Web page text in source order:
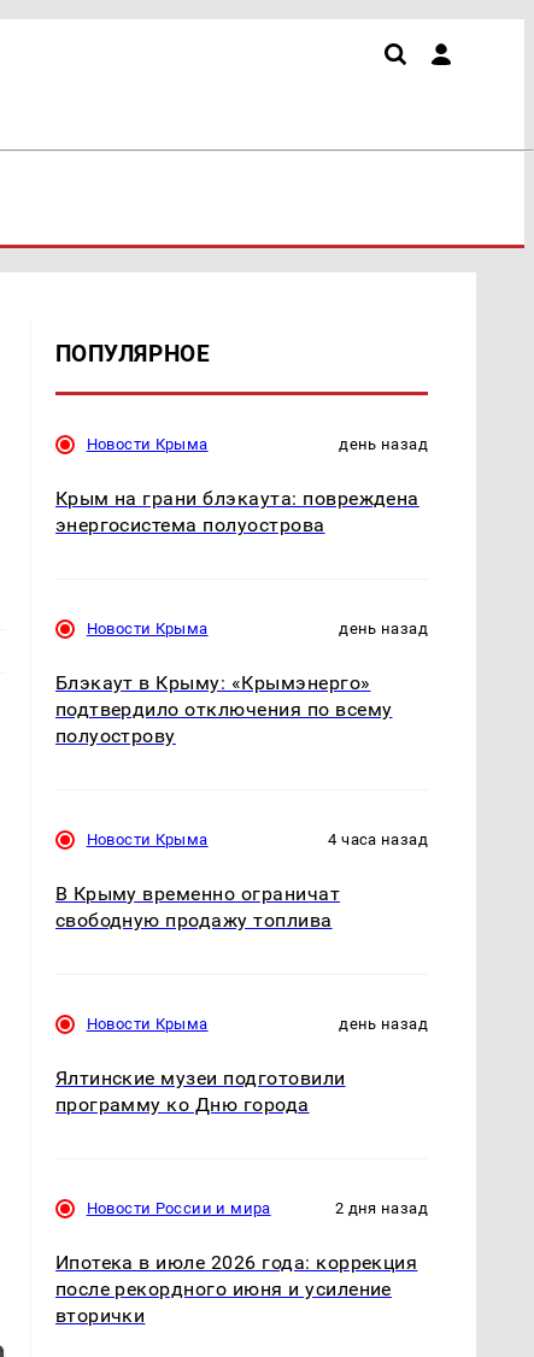
ПОПУЛЯРНОЕ
Новости Крыма день назад
Крым на грани блэкаута: повреждена
энергосистема полуострова
Новости Крыма день назад
Блэкаут в Крыму: «Крымэнерго»
подтвердило отключения по всему
полуострову
Новости Крыма 4 часа назад
В Крыму временно ограничат
свободную продажу топлива
Новости Крыма день назад
Ялтинские музеи подготовили
программу ко Дню города
Новости России и мира 2 дня назад
Ипотека в июле 2026 года: коррекция
после рекордного июня и усиление
вторички